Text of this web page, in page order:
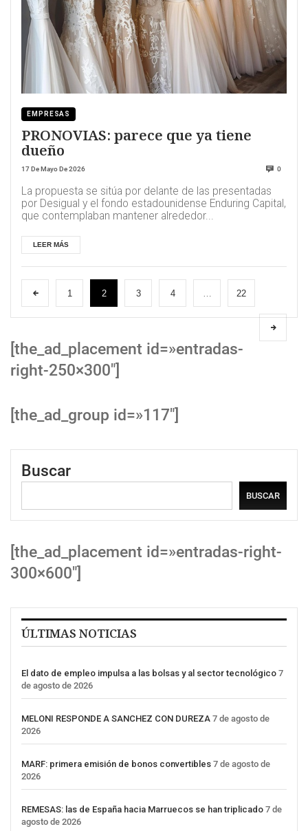
EMPRESAS
PRONOVIAS: parece que ya tiene
dueño
17 De Mayo De 2026 0
La propuesta se sitúa por delante de las presentadas
por Desigual y el fondo estadounidense Enduring Capital,
que contemplaban mantener alrededor...
LEER MÁS
1 2 3 4 22
[the_ad_placement id=»entradas-
right-250×300″]
[the_ad_group id=»117″]
Buscar
BUSCAR
[the_ad_placement id=»entradas-right-
300×600″]
ÚLTIMAS NOTICIAS
El dato de empleo impulsa a las bolsas y al sector tecnológico 7
de agosto de 2026
MELONI RESPONDE A SANCHEZ CON DUREZA 7 de agosto de
2026
MARF: primera emisión de bonos convertibles 7 de agosto de
2026
REMESAS: las de España hacia Marruecos se han triplicado 7 de
agosto de 2026